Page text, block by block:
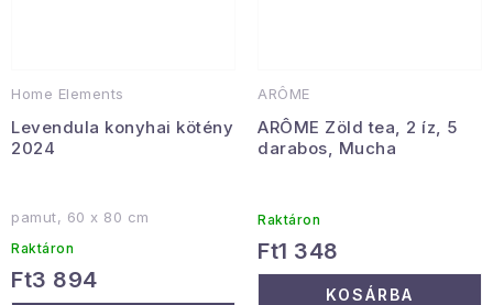
Home Elements
Levendula konyhai kötény
2024
pamut, 60 x 80 cm
Raktáron
Ft3 894
ARÔME
ARÔME Zöld tea, 2 íz, 5
darabos, Mucha
Raktáron
Ft1 348
KOSÁRBA